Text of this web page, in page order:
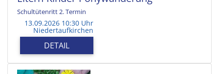
Schultütenritt 2. Termin
13.09.2026 10:30 Uhr
Niedertaufkirchen
DETAIL